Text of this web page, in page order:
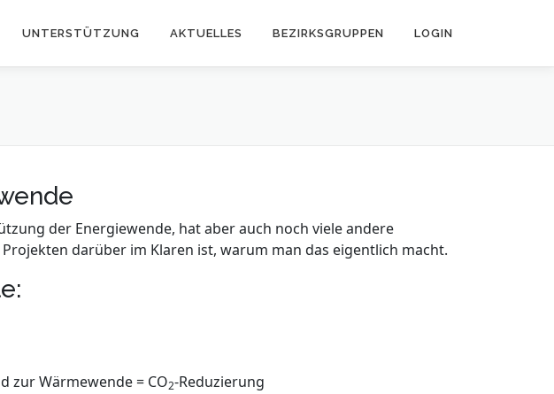
UNTERSTÜTZUNG AKTUELLES BEZIRKSGRUPPEN LOGIN
der Energiewende, hat aber auch noch viele andere
darüber im Klaren ist, warum man das eigentlich macht.
zur Wärmewende = CO2-Reduzierung